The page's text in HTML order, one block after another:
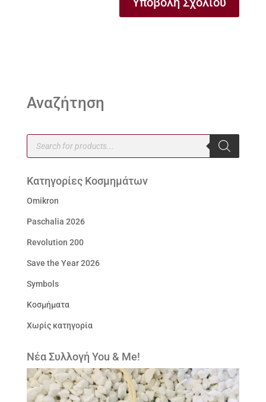
Αναζήτηση
Products
search
Κατηγορίες Κοσμημάτων
Omikron
Paschalia 2026
Revolution 200
Save the Year 2026
Symbols
Κοσμήματα
Χωρίς κατηγορία
Νέα Συλλογή You & Me!